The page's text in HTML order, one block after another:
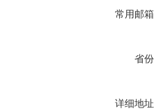
常用邮
省
详细地